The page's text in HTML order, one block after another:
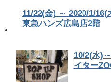
11/22(金) ～ 2020/1/16(
東急ハンズ広島店2階
10/2(水)
イター